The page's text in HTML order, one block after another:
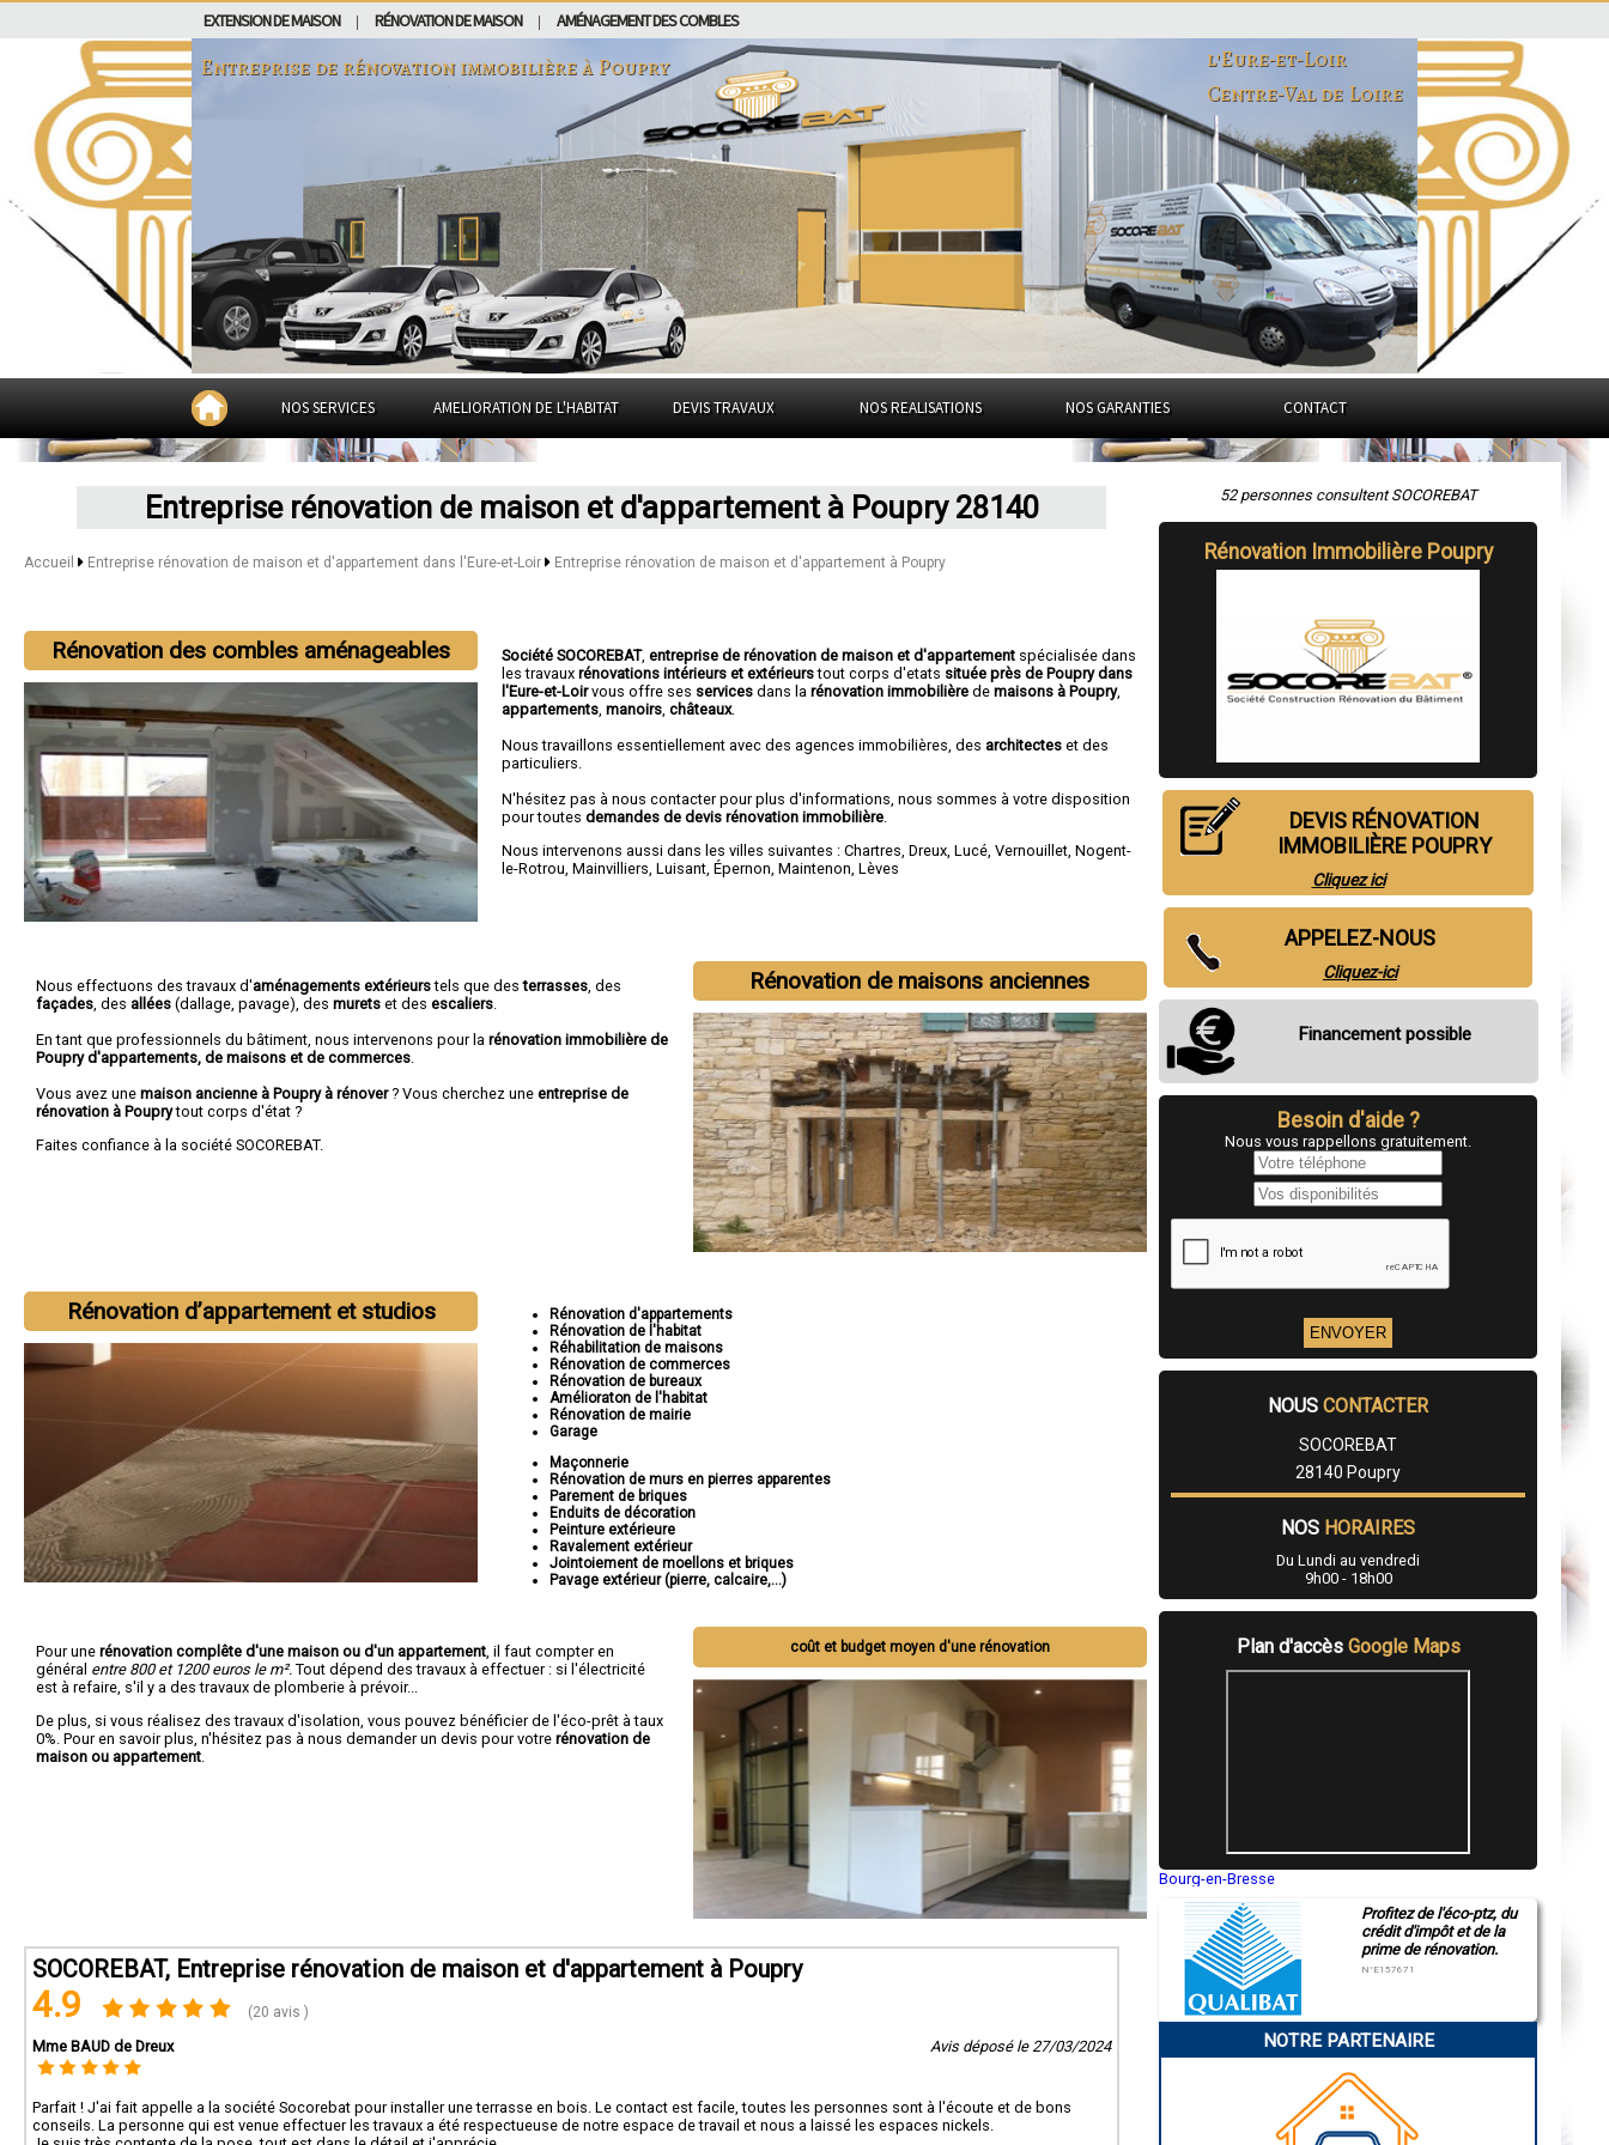
EXTENSION DE MAISON RÉNOVATION DE MAISON AMÉNAGEMENT DES COMBLES
Entreprise de rénovation immobilière àPoupry
l'Eure-et-Loir
Centre-Val de Loire
NOS SERVICES AMELIORATION DE L'HABITAT DEVIS TRAVAUX NOS REALISATIONS NOS GARANTIES CONTACT
Entreprise rénovation de maison et d'appartement à Poupry 28140
Accueil Entreprise rénovation de maison et d'appartement dans l'Eure-et-Loir Entreprise rénovation de maison et d'appartement à Poupry
Rénovation des combles aménageables Société SOCOREBAT,entreprise de rénovation de maison et d'appartement spécialisée dans
les travauxrénovations intérieurs et extérieurstout corps d'etats située près de Poupry dans
l'Eure-et-Loirvous offre ses services dans larénovation immobilière demaisons à Poupry,
appartements ,manoirs ,châteaux.
Nous travaillons essentiellement avec des agences immobilières, des architectes et des
particuliers.
N'hésitez pas à nous contacter pour plus d'informations, nous sommes à votre disposition
pour toutesdemandes de devis rénovation immobilière
Nous intervenons aussi dans les villes suivantes :Chartres ,Dreux ,Lucé ,Vernouillet ,Nogent-
le-Rotrou ,Mainvilliers ,Luisant ,Épernon ,Maintenon ,Lèves
Rénovation de maisons anciennes
Nous effectuons des travaux d'aménagements extérieurstels que desterrasses , des
façades , des allées (dallage, pavage), des murets et des escaliers
En tant que professionnels du bâtiment, nous intervenons pour la rénovation immobilière de
Poupry d'appartements, de maisons et de commerces
Vous avez une maison ancienne à Poupry à rénover? Vous cherchez une entreprise de
rénovation à Pouprytout corps d'état ?
Faites confiance à la société SOCOREBAT.
Rénovation d’appartement et studios
Rénovation d'appartements
Rénovation de l'habitat
Réhabilitation de maisons
Rénovation de commerces
Rénovation de bureaux
Amélioraton de l'habitat
Rénovation de mairie
Garage
Maçonnerie
Rénovation de murs en pierres apparentes
Parement de briques
Enduits de décoration
Peinture extérieure
Ravalement extérieur
Jointoiement de moellons et briques
Pavage extérieur (pierre, calcaire,...)
coût et budget moyen d'une rénovation
Pour une rénovation complête d'une maison ou d'un appartement , il faut compter en
général entre 800 et 1200 euros le m². Tout dépend des travaux à effectuer : si l'électricité
est à refaire, s'il y a des travaux de plomberie à prévoir...
De plus, si vous réalisez des travaux d'isolation, vous pouvez bénéficier de l'éco-prêt à taux
0%. Pour en savoir plus, n'hésitez pas à nous demander un devis pour votre rénovation de
maison ou appartement
SOCOREBAT, Entreprise rénovation de maison et d'appartement à Poupry
4.9 (20 avis )
Mme BAUD de Dreux Avis déposé le 27/03/2024
Parfait ! J'ai fait appelle a la société Socorebat pour installer une terrasse en bois. Le contact est facile, toutes les personnes sont à l'écoute et de bons
conseils. La personne qui est venue effectuer les travaux a été respectueuse de notre espace de travail et nous a laissé les espaces nickels.
52 personnes consultent SOCOREBAT
Rénovation Immobilière Poupry
DEVIS RÉNOVATION
IMMOBILIÈRE POUPRY
Cliquez ici
APPELEZ-NOUS
Cliquez-ici
Financement possible
Besoin d'aide ?
Nous vous rappellons gratuitement.
NOUS CONTACTER
SOCOREBAT
28140 Poupry
NOS HORAIRES
Du Lundi au vendredi
9h00 - 18h00
Plan d'accès Google Maps
Bourg-en-Bresse
Montluçon
Manosque
Gap
Charleville-Mézières
Pamiers
Narbonne
Profitez de l'éco-ptz, du
crédit d'impôt et de la
prime de rénovation.
N°E157671
NOTRE PARTENAIRE